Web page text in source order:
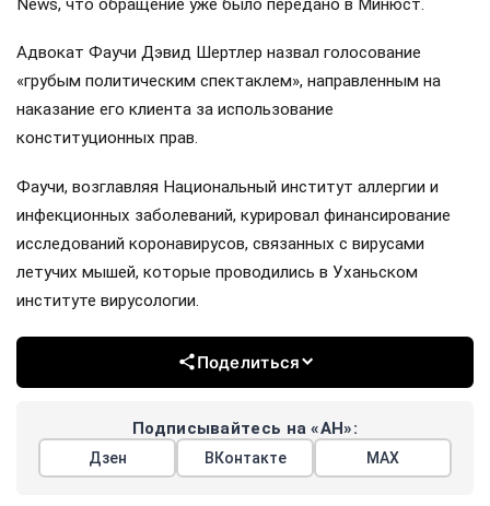
News, что обращение уже было передано в Минюст.
Адвокат Фаучи Дэвид Шертлер назвал голосование
«грубым политическим спектаклем», направленным на
наказание его клиента за использование
конституционных прав.
Фаучи, возглавляя Национальный институт аллергии и
инфекционных заболеваний, курировал финансирование
исследований коронавирусов, связанных с вирусами
летучих мышей, которые проводились в Уханьском
институте вирусологии.
Поделиться
Подписывайтесь на «АН»:
Дзен ВКонтакте МАХ